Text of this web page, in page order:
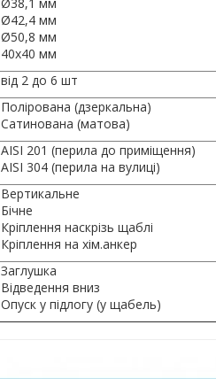
Ø42,4 мм
Ø50,8 мм
40x40 мм
від 2 до 6 шт
Полірована (дзеркальна)
Сатинована (матова)
AISI 201 (перила до приміщення)
AISI 304 (перила на вулиці)
Вертикальне
Бічне
Кріплення наскрізь щаблі
Кріплення на хім.анкер
Заглушка
Відведення вниз
Опуск у підлогу (у щабель)